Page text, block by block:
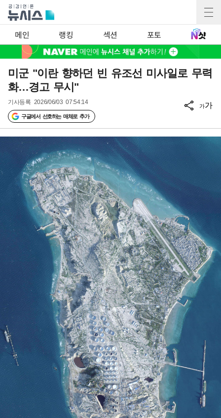
메인 랭킹 섹션 포토
미군 "이란 향하던 빈 유조선 미사일로 무력
화…경고 무시"
기사등록 2026/06/03 07:54:14
구글에서 선호하는 매체로 추가
가가